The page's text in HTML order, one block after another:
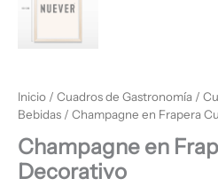
Inicio / Cuadros de Gastronomía /
Bebidas / Champagne en Frapera
Champagne en
Decorativo